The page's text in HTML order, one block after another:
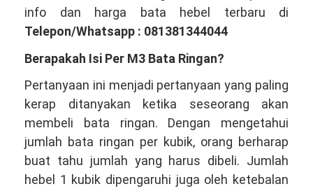
info dan harga bata hebel terbaru di
Telepon/Whatsapp : 081381344044
Berapakah Isi Per M3 Bata Ringan?
Pertanyaan ini menjadi pertanyaan yang paling
kerap ditanyakan ketika seseorang akan
membeli bata ringan. Dengan mengetahui
jumlah bata ringan per kubik, orang berharap
buat tahu jumlah yang harus dibeli. Jumlah
hebel 1 kubik dipengaruhi juga oleh ketebalan